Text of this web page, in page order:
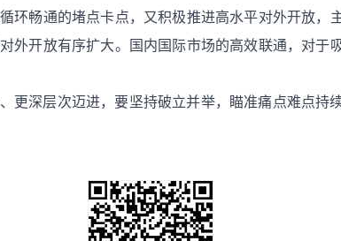
环畅通的堵点卡点，又积极推进高水平对外开放，
外开放有序扩大。国内国际市场的高效联通，对于
更深层次迈进，要坚持破立并举，瞄准痛点难点持